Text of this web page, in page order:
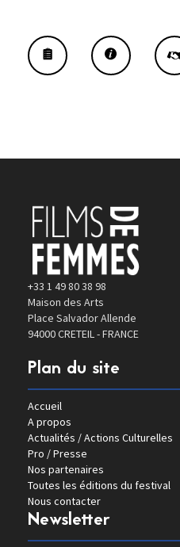
+33 1 49 80 38 98
Maison des Arts
Place Salvador Allende
94000 CRETEIL - FRANCE
Plan du site
Accueil
A propos
Actualités / Actions Culturelles
Pro / Presse
Nos partenaires
Toutes les éditions du festival
Nous contacter
Newsletter